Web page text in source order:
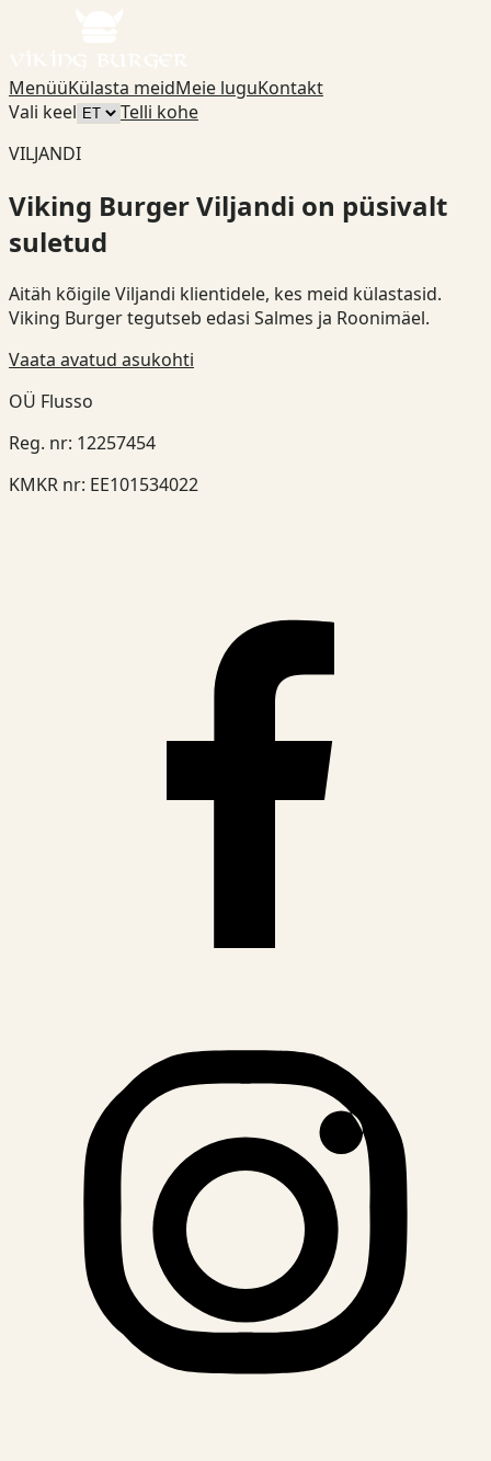
MenüüKülasta meidMeie luguKontakt
Vali keel
Telli kohe
VILJANDI
Viking Burger Viljandi on püsivalt
suletud
Aitäh kõigile Viljandi klientidele, kes meid külastasid.
Viking Burger tegutseb edasi Salmes ja Roonimäel.
Vaata avatud asukohti
OÜ Flusso
Reg. nr: 12257454
KMKR nr: EE101534022